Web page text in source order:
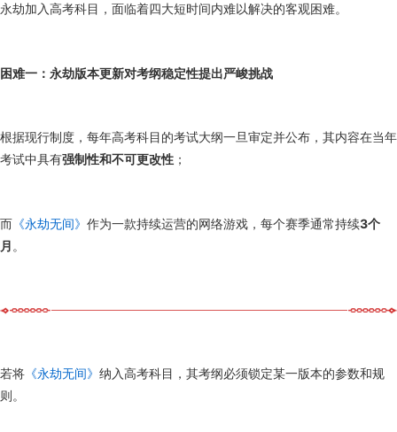
永劫加入高考科目，面临着四大短时间内难以解决的客观困难。
困难一：永劫版本更新对考纲稳定性提出严峻挑战
根据现行制度，每年高考科目的考试大纲一旦审定并公布，其内容在当年
考试中具有强制性和不可更改性 ；
而 《永劫无间》 作为一款持续运营的网络游戏，每个赛季通常持续3个
月 。
若将 《永劫无间》 纳入高考科目，其考纲必须锁定某一版本的参数和规
则。